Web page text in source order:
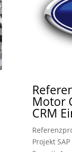
Motor
CRM
Projekt